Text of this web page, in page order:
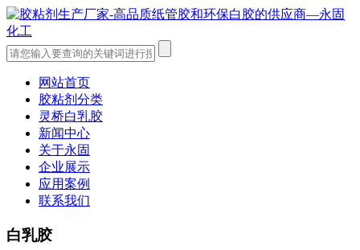
网站首页
胶粘剂分类
灵桥白乳胶
新闻中心
关于永固
企业展示
应用案例
联系我们
白乳胶